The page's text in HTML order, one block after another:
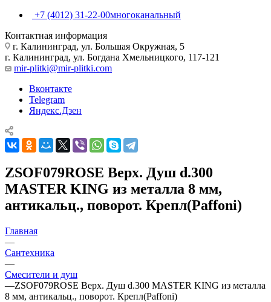
+7 (4012) 31-22-00многоканальный
Контактная информация
г. Калининград, ул. Большая Окружная, 5
г. Калининград, ул. Богдана Хмельницкого, 117-121
mir-plitki@mir-plitki.com
Вконтакте
Telegram
Яндекс.Дзен
ZSOF079ROSE Верх. Душ d.300
MASTER KING из металла 8 мм,
антикальц., поворот. Крепл(Paffoni)
Главная
—
Сантехника
—
Смесители и душ
—ZSOF079ROSE Верх. Душ d.300 MASTER KING из металла
8 мм, антикальц., поворот. Крепл(Paffoni)